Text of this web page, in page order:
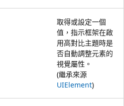
取得或設定一個
值，指示框架在啟
用高對比主題時是
否自動調整元素的
視覺屬性。
(繼承來源
UIElement)